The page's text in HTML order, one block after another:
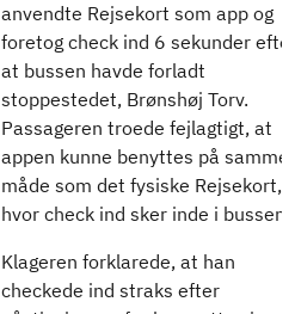
anvendte Rejsekort som app og
foretog check ind 6 sekunder
at bussen havde forladt
stoppestedet, Brønshøj Torv.
Passageren troede fejlagtigt, at
appen kunne benyttes på samme
måde som det fysiske Rejsekort,
hvor check ind sker inde i bussen.
Klageren forklarede, at han
checkede ind straks efter